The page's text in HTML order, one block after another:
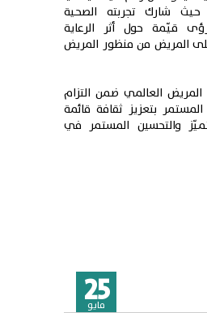
شارك تجربته الصحية
قيّمة حول أثر الرعاية
على المريض من منظور المريض
المريض العالمي ضمن التزام
بتعزيز ثقافة قائمة
والتحسين المستمر في
25
مايو